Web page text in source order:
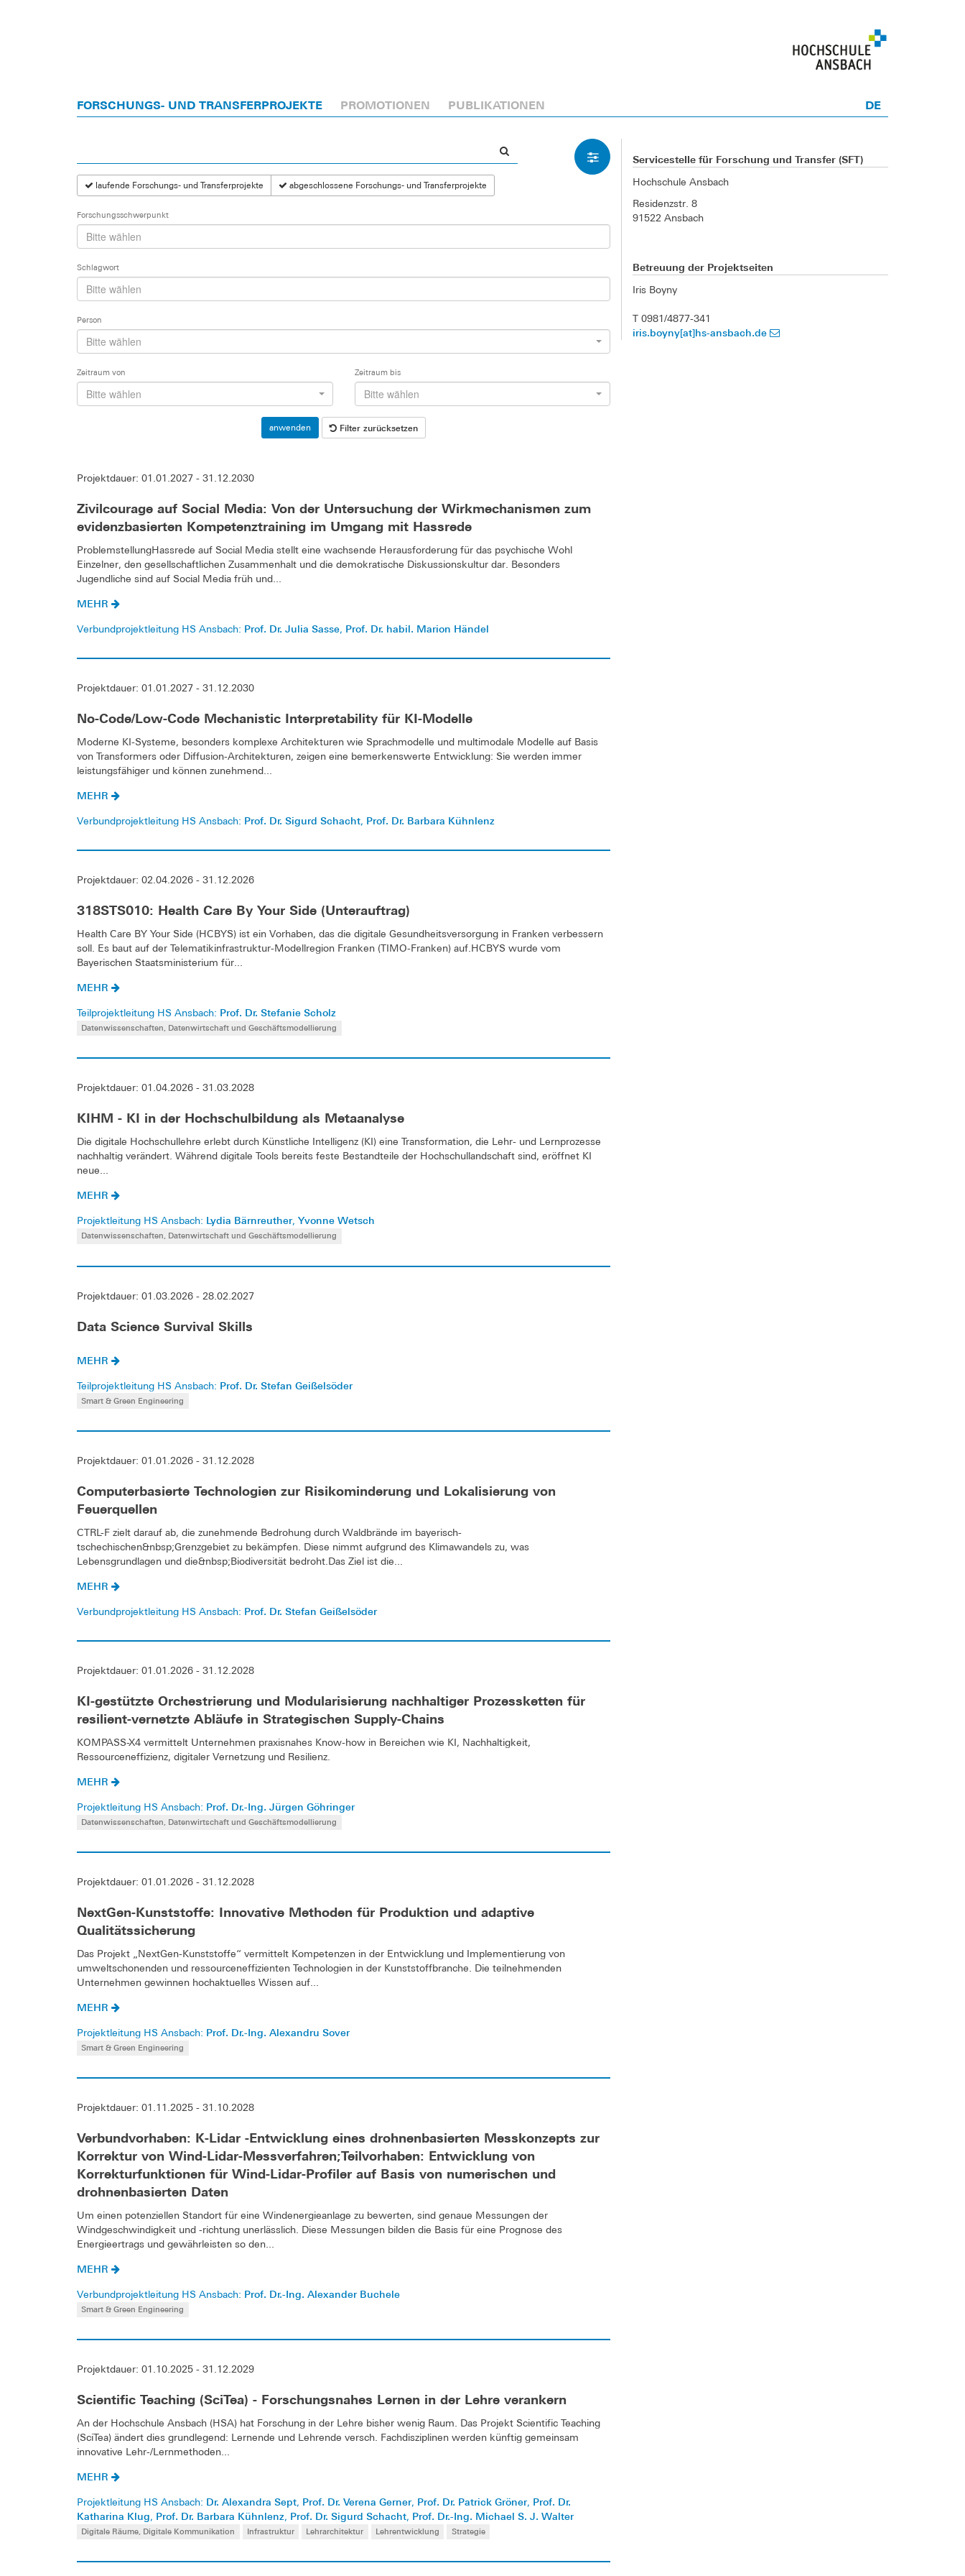
FORSCHUNGS- UND TRANSFERPROJEKTE PROMOTIONEN PUBLIKATIONEN DE
laufende Forschungs- und Transferprojekte abgeschlossene Forschungs- und Transferprojekte
Forschungsschwerpunkt
Schlagwort
Person
Bitte wählen
Zeitraum von
Bitte wählen
Zeitraum bis
Bitte wählen
anwenden Filter zurücksetzen
Projektdauer: 01.01.2027 - 31.12.2030
Zivilcourage auf Social Media: Von der Untersuchung der Wirkmechanismen zum
evidenzbasierten Kompetenztraining im Umgang mit Hassrede
ProblemstellungHassrede auf Social Media stellt eine wachsende Herausforderung für das psychische Wohl
Einzelner, den gesellschaftlichen Zusammenhalt und die demokratische Diskussionskultur dar. Besonders
Jugendliche sind auf Social Media früh und...
MEHR
Verbundprojektleitung HS Ansbach: Prof. Dr. Julia Sasse, Prof. Dr. habil. Marion Händel
Projektdauer: 01.01.2027 - 31.12.2030
No-Code/Low-Code Mechanistic Interpretability für KI-Modelle
Moderne KI-Systeme, besonders komplexe Architekturen wie Sprachmodelle und multimodale Modelle auf Basis
von Transformers oder Diffusion-Architekturen, zeigen eine bemerkenswerte Entwicklung: Sie werden immer
leistungsfähiger und können zunehmend...
MEHR
Verbundprojektleitung HS Ansbach: Prof. Dr. Sigurd Schacht, Prof. Dr. Barbara Kühnlenz
Projektdauer: 02.04.2026 - 31.12.2026
318STS010: Health Care By Your Side (Unterauftrag)
Health Care BY Your Side (HCBYS) ist ein Vorhaben, das die digitale Gesundheitsversorgung in Franken verbessern
soll. Es baut auf der Telematikinfrastruktur-Modellregion Franken (TIMO-Franken) auf.HCBYS wurde vom
Bayerischen Staatsministerium für...
MEHR
Teilprojektleitung HS Ansbach: Prof. Dr. Stefanie Scholz
Datenwissenschaften, Datenwirtschaft und Geschäftsmodellierung
Projektdauer: 01.04.2026 - 31.03.2028
KIHM - KI in der Hochschulbildung als Metaanalyse
Die digitale Hochschullehre erlebt durch Künstliche Intelligenz (KI) eine Transformation, die Lehr- und Lernprozesse
nachhaltig verändert. Während digitale Tools bereits feste Bestandteile der Hochschullandschaft sind, eröffnet KI
neue...
MEHR
Projektleitung HS Ansbach: Lydia Bärnreuther, Yvonne Wetsch
Datenwissenschaften, Datenwirtschaft und Geschäftsmodellierung
Projektdauer: 01.03.2026 - 28.02.2027
Data Science Survival Skills
MEHR
Teilprojektleitung HS Ansbach: Prof. Dr. Stefan Geißelsöder
Smart & Green Engineering
Projektdauer: 01.01.2026 - 31.12.2028
Computerbasierte Technologien zur Risikominderung und Lokalisierung von
Feuerquellen
CTRL-F zielt darauf ab, die zunehmende Bedrohung durch Waldbrände im bayerisch-
tschechischen&nbsp;Grenzgebiet zu bekämpfen. Diese nimmt aufgrund des Klimawandels zu, was
Lebensgrundlagen und die&nbsp;Biodiversität bedroht.Das Ziel ist die...
MEHR
Verbundprojektleitung HS Ansbach: Prof. Dr. Stefan Geißelsöder
Projektdauer: 01.01.2026 - 31.12.2028
KI-gestützte Orchestrierung und Modularisierung nachhaltiger Prozessketten für
resilient-vernetzte Abläufe in Strategischen Supply-Chains
KOMPASS-X4 vermittelt Unternehmen praxisnahes Know-how in Bereichen wie KI, Nachhaltigkeit,
Ressourceneffizienz, digitaler Vernetzung und Resilienz.
MEHR
Projektleitung HS Ansbach: Prof. Dr.-Ing. Jürgen Göhringer
Datenwissenschaften, Datenwirtschaft und Geschäftsmodellierung
Projektdauer: 01.01.2026 - 31.12.2028
NextGen-Kunststoffe: Innovative Methoden für Produktion und adaptive
Qualitätssicherung
Das Projekt „NextGen-Kunststoffe“ vermittelt Kompetenzen in der Entwicklung und Implementierung von
umweltschonenden und ressourceneffizienten Technologien in der Kunststoffbranche. Die teilnehmenden
Unternehmen gewinnen hochaktuelles Wissen auf...
MEHR
Projektleitung HS Ansbach: Prof. Dr.-Ing. Alexandru Sover
Smart & Green Engineering
Projektdauer: 01.11.2025 - 31.10.2028
Verbundvorhaben: K-Lidar -Entwicklung eines drohnenbasierten Messkonzepts zur
Korrektur von Wind-Lidar-Messverfahren;Teilvorhaben: Entwicklung von
Korrekturfunktionen für Wind-Lidar-Profiler auf Basis von numerischen und
drohnenbasierten Daten
Um einen potenziellen Standort für eine Windenergieanlage zu bewerten, sind genaue Messungen der
Windgeschwindigkeit und -richtung unerlässlich. Diese Messungen bilden die Basis für eine Prognose des
Energieertrags und gewährleisten so den...
MEHR
Verbundprojektleitung HS Ansbach: Prof. Dr.-Ing. Alexander Buchele
Smart & Green Engineering
Projektdauer: 01.10.2025 - 31.12.2029
Scientific Teaching (SciTea) - Forschungsnahes Lernen in der Lehre verankern
An der Hochschule Ansbach (HSA) hat Forschung in der Lehre bisher wenig Raum. Das Projekt Scientific Teaching
(SciTea) ändert dies grundlegend: Lernende und Lehrende versch. Fachdisziplinen werden künftig gemeinsam
innovative Lehr-/Lernmethoden...
MEHR
Projektleitung HS Ansbach: Dr. Alexandra Sept, Prof. Dr. Verena Gerner, Prof. Dr. Patrick Gröner, Prof. Dr.
Katharina Klug, Prof. Dr. Barbara Kühnlenz, Prof. Dr. Sigurd Schacht, Prof. Dr.-Ing. Michael S. J. Walter
Digitale Räume, Digitale Kommunikation Infrastruktur Lehrarchitektur Lehrentwicklung Strategie
Servicestelle für Forschung und Transfer (SFT)
Hochschule Ansbach
Residenzstr. 8
91522 Ansbach
Betreuung der Projektseiten
Iris Boyny
T 0981/4877-341
iris.boyny[at]hs-ansbach.de